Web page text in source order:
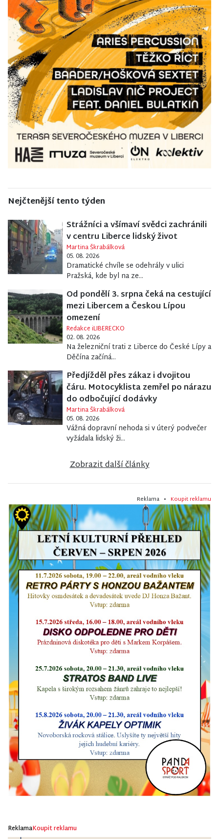
Nejčtenější tento týden
Strážníci a všímaví svědci zachránili
v centru Liberce lidský život
Martina Škrabálková
05. 08. 2026
Dramatické chvíle se odehrály v ulici
Pražská, kde byl na ze...
Od pondělí 3. srpna čeká na cestující
mezi Libercem a Českou Lípou
omezení
Redakce iLIBERECKO
02. 08. 2026
Na železniční trati z Liberce do České Lípy a
Děčína začíná...
Předjížděl přes zákaz i dvojitou
čáru. Motocyklista zemřel po nárazu
do odbočující dodávky
Martina Škrabálková
05. 08. 2026
Vážná dopravní nehoda si v úterý podvečer
vyžádala lidský ži...
Zobrazit další články
Reklama • Koupit reklamu
ReklamaKoupit reklamu